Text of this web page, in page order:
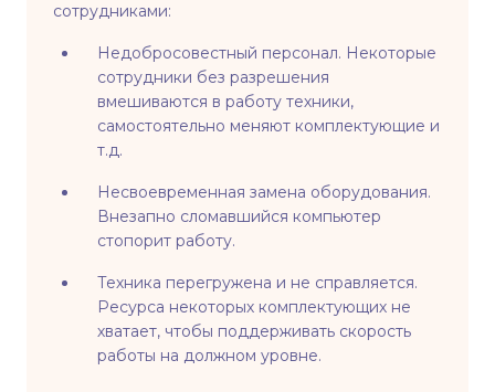
сотрудниками:
Недобросовестный персонал. Некоторые
сотрудники без разрешения
вмешиваются в работу техники,
самостоятельно меняют комплектующие и
т.д.
Несвоевременная замена оборудования.
Внезапно сломавшийся компьютер
стопорит работу.
Техника перегружена и не справляется.
Ресурса некоторых комплектующих не
хватает, чтобы поддерживать скорость
работы на должном уровне.